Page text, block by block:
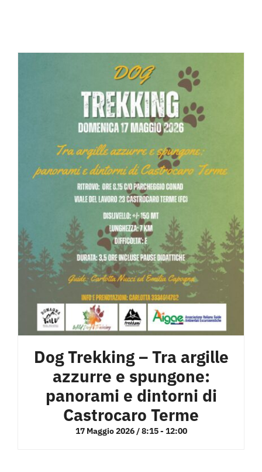
Dog Trekking – Tra argille
azzurre e spungone:
panorami e dintorni di
Castrocaro Terme
17 Maggio 2026 / 8:15- 12:00